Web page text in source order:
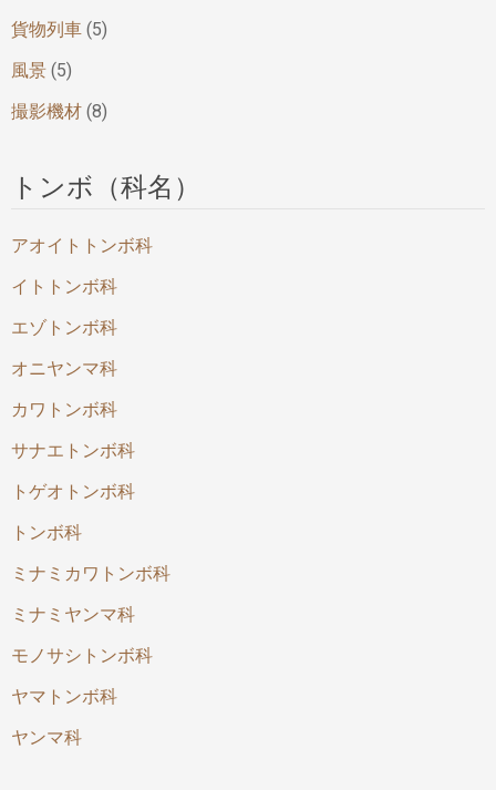
貨物列車 (5)
風景 (5)
撮影機材 (8)
トンボ（科名）
アオイトトンボ科
イトトンボ科
エゾトンボ科
オニヤンマ科
カワトンボ科
サナエトンボ科
トゲオトンボ科
トンボ科
ミナミカワトンボ科
ミナミヤンマ科
モノサシトンボ科
ヤマトンボ科
ヤンマ科